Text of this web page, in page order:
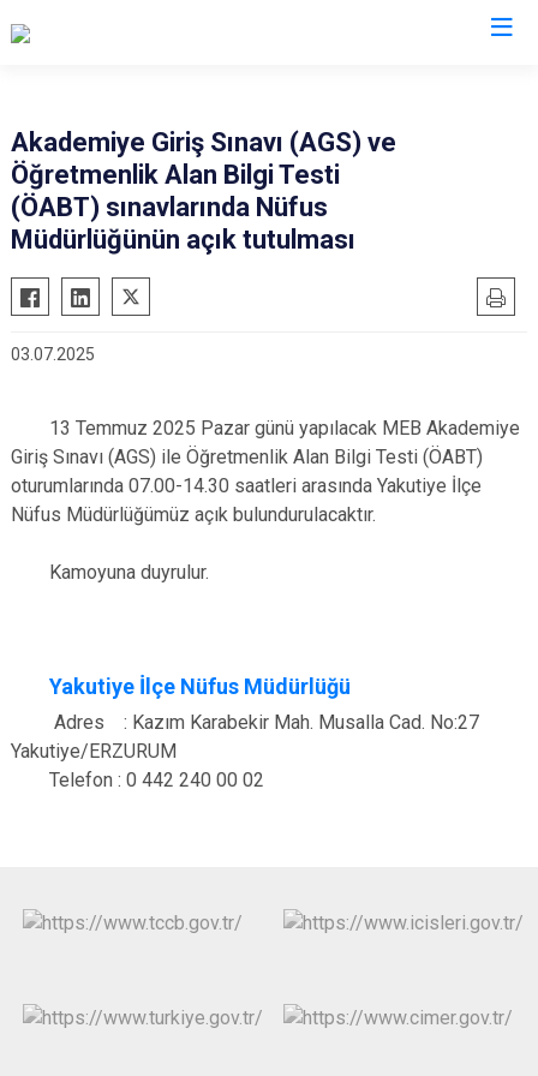
Akademiye Giriş Sınavı (AGS) ve
Öğretmenlik Alan Bilgi Testi
(ÖABT) sınavlarında Nüfus
Müdürlüğünün açık tutulması
03.07.2025
13 Temmuz 2025 Pazar günü yapılacak MEB Akademiye
Giriş Sınavı (AGS) ile Öğretmenlik Alan Bilgi Testi (ÖABT)
oturumlarında 07.00-14.30 saatleri arasında Yakutiye İlçe
Nüfus Müdürlüğümüz açık bulundurulacaktır.
Kamoyuna duyrulur.
Yakutiye İlçe Nüfus Müdürlüğü
Adres : Kazım Karabekir Mah. Musalla Cad. No:27
Yakutiye/ERZURUM
Telefon : 0 442 240 00 02